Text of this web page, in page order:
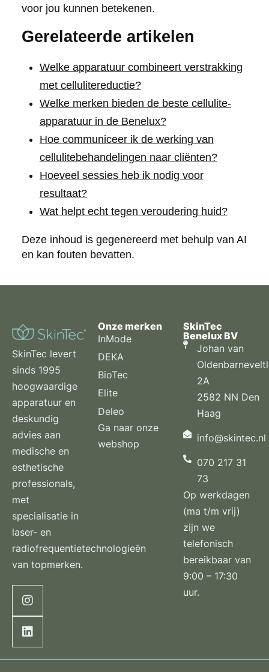
voor jou kunnen betekenen.
Gerelateerde artikelen
Welke apparatuur combineert verstrakking
met cellulitereductie?
Welke merken bieden de beste cellulite-
apparatuur in de Benelux?
Hoe communiceer ik de werking van
cellulitebehandelingen naar cliënten?
Hoeveel sessies heb ik nodig voor
resultaat?
Wat helpt echt tegen veroudering huid?
Deze inhoud is gegenereerd met behulp van AI
en kan fouten bevatten.
SkinTec levert
sinds 1995
hoogwaardige
apparatuur en
deskundig
advies aan
medische en
esthetische
professionals,
met
specialisatie in
laser- en
radiofrequentietechnologieën
van topmerken.
Onze merken
InMode
DEKA
BioTec
Elite
Deleo
Ga naar onze
webshop
SkinTec
Benelux BV
Johan van
2A
2582 NN Den
Haag
info@skintec.nl
070 217 31
73
Op werkdagen
(ma t/m vrij)
zijn we
telefonisch
bereikbaar van
9:00 – 17:30
uur.